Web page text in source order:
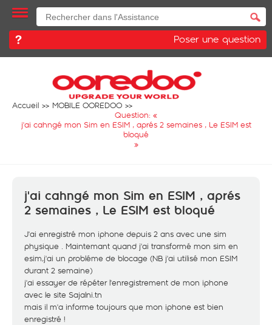
Poser une question
Accueil
MOBILE OOREDOO
Question: «
j'ai cahngé mon Sim en ESIM , aprés 2 semaines , Le ESIM est
bloqué
»
j'ai cahngé mon Sim en ESIM , aprés
2 semaines , Le ESIM est bloqué
J'ai enregistré mon iphone depuis 2 ans avec une sim
physique . Maintemant quand j'ai transformé mon sim en
esim,j'ai un probléme de blocage (NB j'ai utilisé mon ESIM
durant 2 semaine)
j'ai essayer de répéter l'enregistrement de mon iphone
avec le site Sajalni.tn
mais il m'a informe toujours que mon iphone est bien
enregistré !